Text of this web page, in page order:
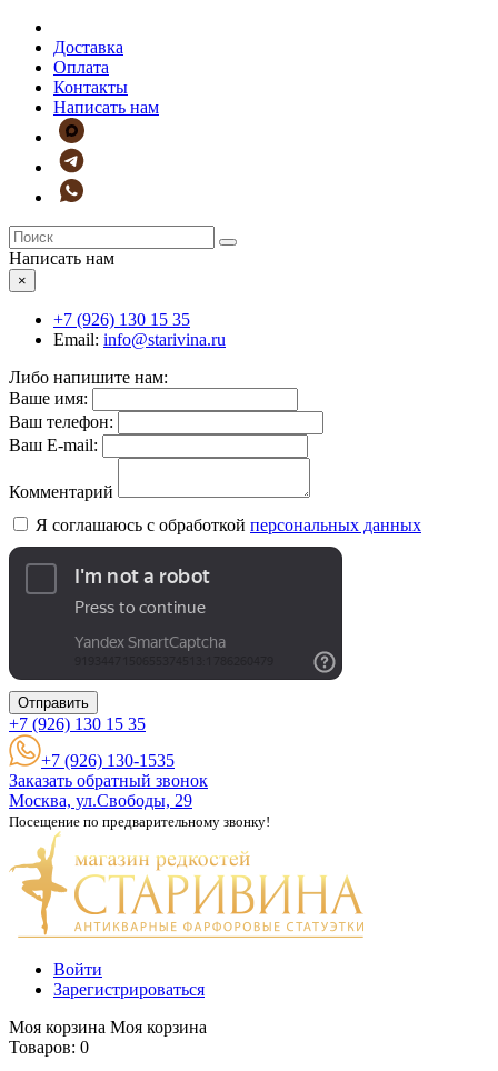
Доставка
Оплата
Контакты
Написать нам
Написать нам
×
+7 (926) 130 15 35
Email: info@starivina.ru
Либо напишите нам:
Ваше имя:
Ваш телефон:
Ваш E-mail:
Комментарий
Я соглашаюсь с обработкой персональных данных
Отправить
+7 (926) 130 15 35
+7 (926) 130-1535
Заказать обратный звонок
Москва, ул.Свободы, 29
Посещение по предварительному звонку!
Войти
Зарегистрироваться
Моя корзина Моя корзина
Товаров: 0